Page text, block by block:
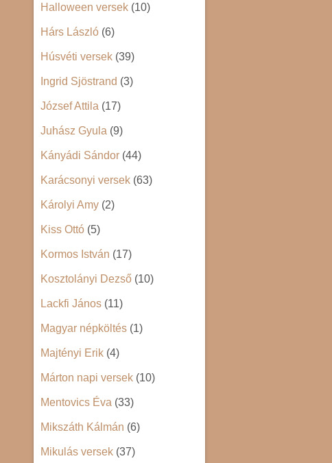
Halloween versek (10)
Hárs László (6)
Húsvéti versek (39)
Ingrid Sjöstrand (3)
József Attila (17)
Juhász Gyula (9)
Kányádi Sándor (44)
Karácsonyi versek (63)
Károlyi Amy (2)
Kiss Ottó (5)
Kormos István (17)
Kosztolányi Dezső (10)
Lackfi János (11)
Magyar népköltés (1)
Majtényi Erik (4)
Márton napi versek (10)
Mentovics Éva (33)
Mikszáth Kálmán (6)
Mikulás versek (37)